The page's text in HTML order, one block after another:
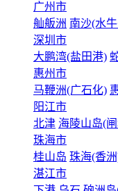
广州市
舢舨洲 南沙(水
深圳市
大鹏湾(盐田港)
惠州市
马鞭洲(广石化)
阳江市
北津 海陵山岛(
珠海市
桂山岛 珠海(香
湛江市